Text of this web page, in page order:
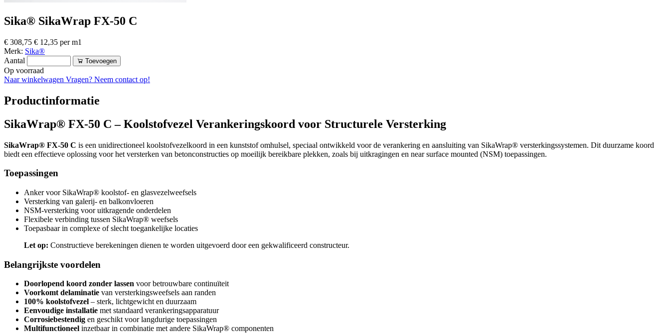
Sika® SikaWrap FX-50 C
€ 308,75 € 12,35 per m1
Merk: Sika®
Aantal
Toevoegen
Op voorraad
Naar winkelwagen Vragen? Neem contact op!
Productinformatie
SikaWrap® FX-50 C – Koolstofvezel Verankeringskoord voor Structurele Versterking
SikaWrap® FX-50 C is een unidirectioneel koolstofvezelkoord in een kunststof omhulsel, speciaal ontwikkeld voor de verankering en aansluiting van SikaWrap® versterkingssystemen. Dit duurzame koord
biedt een effectieve oplossing voor het versterken van betonconstructies op moeilijk bereikbare plekken, zoals bij uitkragingen en near surface mounted (NSM) toepassingen.
Toepassingen
Anker voor SikaWrap® koolstof- en glasvezelweefsels
Versterking van galerij- en balkonvloeren
NSM-versterking voor uitkragende onderdelen
Flexibele verbinding tussen SikaWrap® weefsels
Toepasbaar in complexe of slecht toegankelijke locaties
Let op: Constructieve berekeningen dienen te worden uitgevoerd door een gekwalificeerd constructeur.
Belangrijkste voordelen
Doorlopend koord zonder lassen voor betrouwbare continuïteit
Voorkomt delaminatie van versterkingsweefsels aan randen
100% koolstofvezel – sterk, lichtgewicht en duurzaam
Eenvoudige installatie met standaard verankeringsapparatuur
Corrosiebestendig en geschikt voor langdurige toepassingen
Multifunctioneel inzetbaar in combinatie met andere SikaWrap® componenten